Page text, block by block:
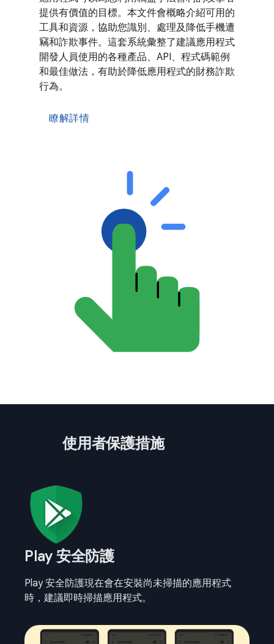
提供有價值的目標。本文件會概略介紹可用的
工具和資源，協助您識別、處理及降低手機遭
竊和詐欺事件。這套系統彙整了建議應用程式
開發人員使用的各種產品、API、程式碼範例
和最佳做法，有助於降低應用程式的財務詐欺
行為。
瞭解詳情
使用者保護措施
Play 安全防護
Play 安全防護現在會在安裝尚未掃描的應用程式
時，建議即時掃描應用程式。